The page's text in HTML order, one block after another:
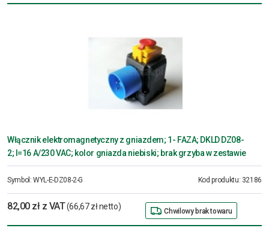
Włącznik elektromagnetyczny z gniazdem; 1- FAZA; DKLD DZ08-
2; I=16 A/230 VAC; kolor gniazda niebiski; brak grzyba w zestawie
Symbol:WYL-E-DZ08-2-G Kod produktu: 32186
82,00 zł z VAT(66,67 zł netto) Chwilowy brak towaru